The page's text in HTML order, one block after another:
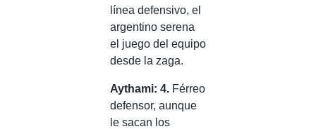
línea defensivo, el
argentino serena
el juego del equipo
desde la zaga.
Aythami: 4. Férreo
defensor, aunque
le sacan los